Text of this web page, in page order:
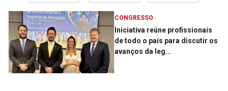
CONGRESSO
Iniciativa reúne profissionais
de todo o país para discutir os
avanços da leg...